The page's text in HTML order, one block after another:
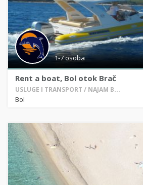
1-7 osoba
Rent a boat, Bol otok Brač
USLUGE I TRANSPORT / NAJAM B...
Bol